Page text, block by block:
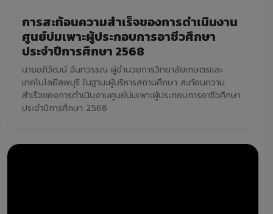
การสะท้อนความสำเร็จของการดำเนินงาน
ศูนย์บ่มเพาะผู้ประกอบการอาชีวศึกษา
ประจำปีการศึกษา 2568
นายอภิวัฒน์ จันทวรรณ ผู้อำนวยการวิทยาลัยเกษตรและ
เทคโนโลยีลพบุรี ในฐานะผู้บริหารสถานศึกษา สะท้อนความ
สำเร็จของการดำเนินงานศูนย์บ่มเพาะผู้ประกอบการอาชีวศึกษา
ประจำปีการศึกษา 2568